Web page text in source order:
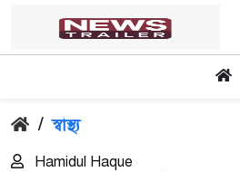
/ স্বাস্থ্য
Hamidul Haque